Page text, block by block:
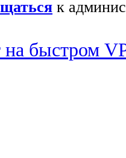
к
на быстром